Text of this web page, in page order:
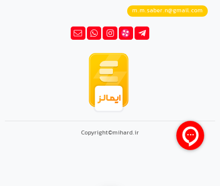
m.m.saber.n@gmail.com
Copyright©mihard.ir